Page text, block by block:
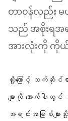
တာ၀န်လည်း
သည် အစိုးရအရ
အားလုံးကို ကိုယ်စ
ထို့ကြောင့် သက်ဆို
များကို အောက်ပ
အရင်းအမြစ်မျ